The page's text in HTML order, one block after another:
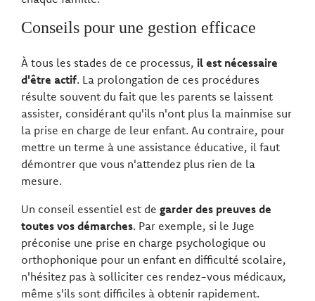
Conseils pour une gestion efficace
À tous les stades de ce processus, il est nécessaire
d'être actif. La prolongation de ces procédures
résulte souvent du fait que les parents se laissent
assister, considérant qu'ils n'ont plus la mainmise sur
la prise en charge de leur enfant. Au contraire, pour
mettre un terme à une assistance éducative, il faut
démontrer que vous n'attendez plus rien de la
mesure.
Un conseil essentiel est de garder des preuves de
toutes vos démarches. Par exemple, si le Juge
préconise une prise en charge psychologique ou
orthophonique pour un enfant en difficulté scolaire,
n'hésitez pas à solliciter ces rendez-vous médicaux,
même s'ils sont difficiles à obtenir rapidement.